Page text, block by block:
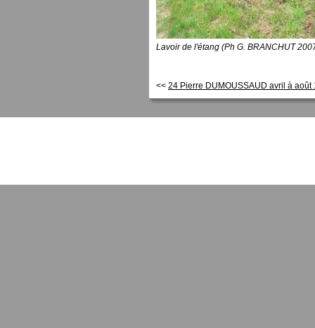
Lavoir de l'étang (Ph G. BRANCHUT
<< 24 Pierre DUMOUSSAUD avril à août